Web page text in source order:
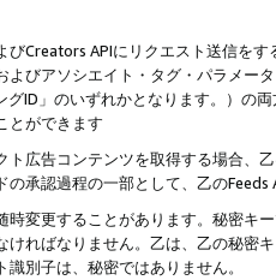
びCreators APIにリクエスト送信を
よびアソシエイト・タグ・パラメー
グID」のいずれかとなります。）の
とができます
広告コンテンツを取得する場合、
の承認過程の一部として、乙の
時変更することがあります。秘密キ
ければなりません。乙は、乙の秘密
別子は、秘密ではありません。